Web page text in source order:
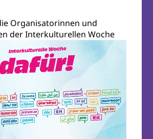
Organisatorinnen und
der Interkulturellen Woche